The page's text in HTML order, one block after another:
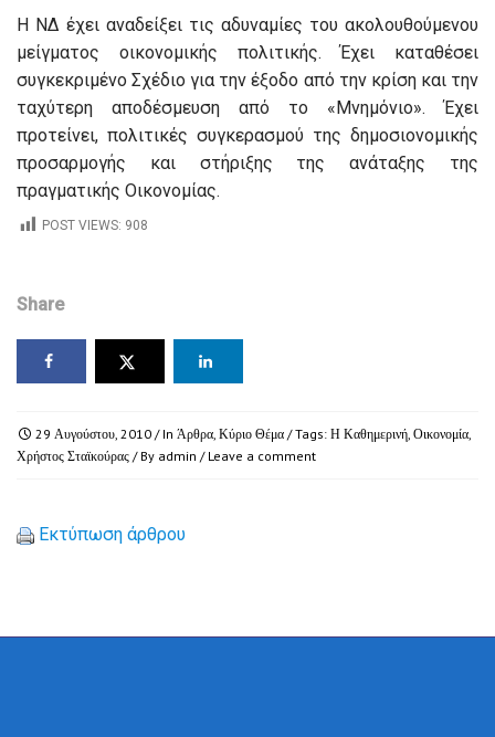
Η ΝΔ έχει αναδείξει τις αδυναμίες του ακολουθούμενου
μείγματος οικονομικής πολιτικής. Έχει καταθέσει
συγκεκριμένο Σχέδιο για την έξοδο από την κρίση και την
ταχύτερη αποδέσμευση από το «Μνημόνιο». Έχει
προτείνει, πολιτικές συγκερασμού της δημοσιονομικής
προσαρμογής και στήριξης της ανάταξης της
πραγματικής Οικονομίας.
POST VIEWS: 908
Share
29 Αυγούστου, 2010 / In Άρθρα, Κύριο Θέμα / Tags: Η Καθημερινή, Οικονομία,
Χρήστος Σταϊκούρας / By admin / Leave a comment
Εκτύπωση άρθρου